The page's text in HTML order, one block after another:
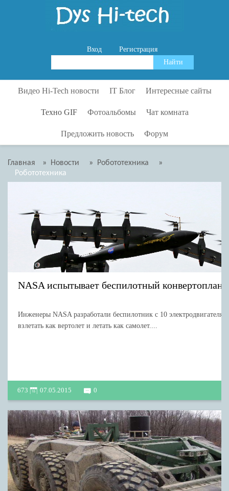
Вход Регистрация
Видео Hi-Tech новости
Тесты
Технологии
Транспорт
IT Блог
ИнтернетСМИ
Кибератаки
Оружие
Технологии
Транспорт
Интересные сайты
Интернет сервисы
Музыка
Путешествия
Самообразование
Часы
Техно GIF Фотоальбомы Чат комната
Предложить новость Форум
Главная » Новости » Робототехника
»
Робототехника
NASA испытывает беспилотный конвертоплан
Инженеры NASA разработали беспилотник с 10
взлетать как вертолет и летать как самолет....
673 07.05.2015 0